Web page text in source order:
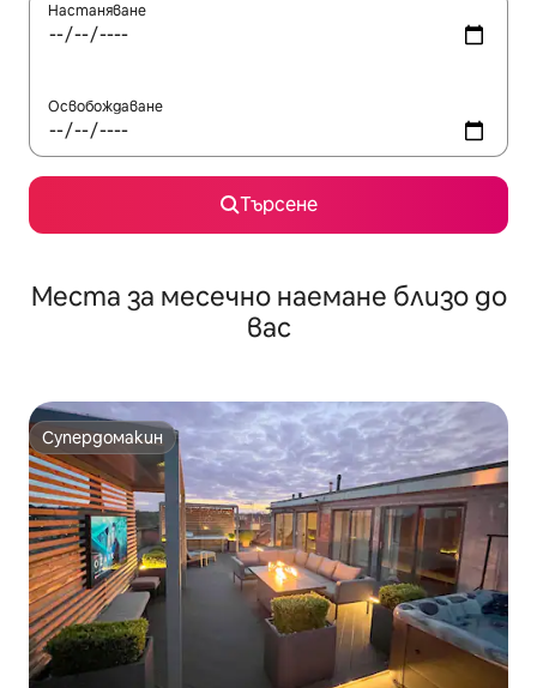
Настаняване
Освобождаване
Търсене
Места за месечно наемане близо до
вас
Супердомакин
Супердомакин